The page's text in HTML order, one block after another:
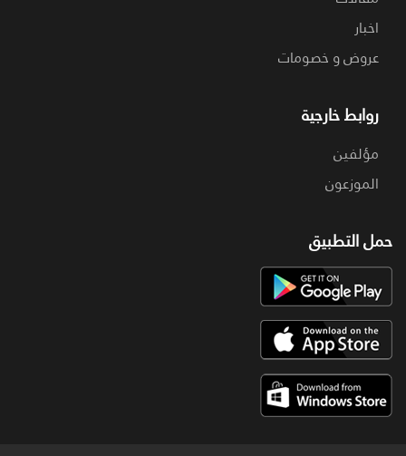
اخبار
عروض و خصومات
روابط خارجية
مؤلفين
الموزعون
حمل التطبيق